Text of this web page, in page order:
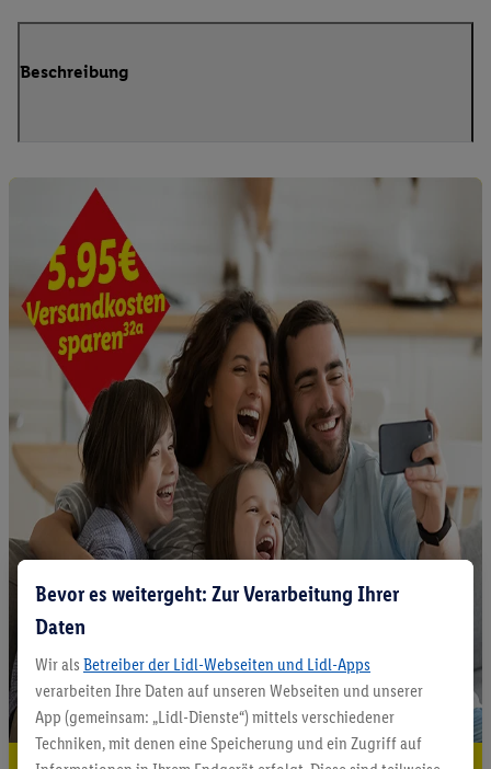
Beschreibung
Bevor es weitergeht: Zur Verarbeitung Ihrer
Daten
Wir als Betreiber der Lidl-Webseiten und Lidl-Apps
verarbeiten Ihre Daten auf unseren Webseiten und unserer
App (gemeinsam: „Lidl-Dienste“) mittels verschiedener
Techniken, mit denen eine Speicherung und ein Zugriff auf